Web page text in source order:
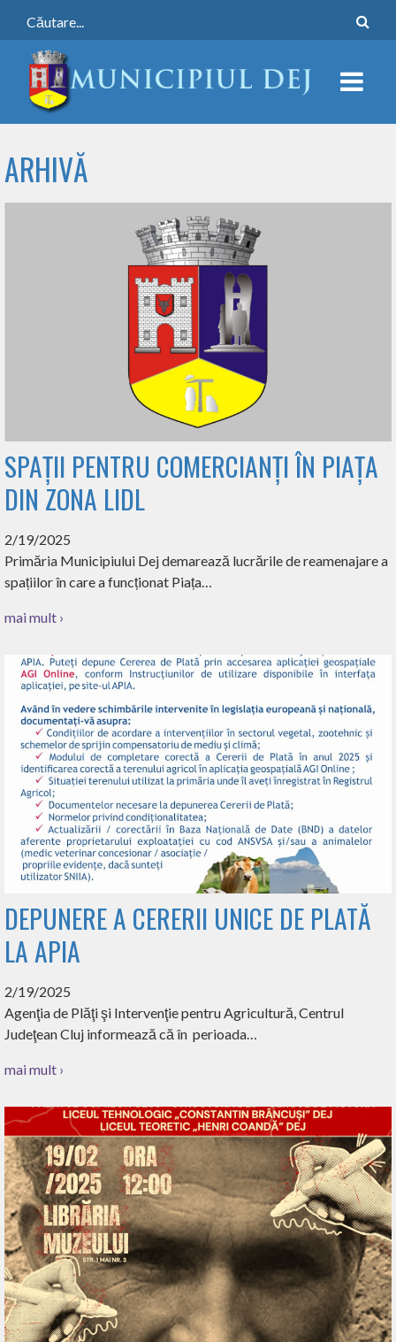
ARHIVĂ
SPAȚII PENTRU COMERCIANȚI ÎN PIAȚA
DIN ZONA LIDL
2/19/2025
Primăria Municipiului Dej demarează lucrările de reamenajare a
spațiilor în care a funcționat Piața…
mai mult ›
DEPUNERE A CERERII UNICE DE PLATĂ
LA APIA
2/19/2025
Agenţia de Plăţi şi Intervenţie pentru Agricultură, Centrul
Judeţean Cluj informează că în perioada…
mai mult ›